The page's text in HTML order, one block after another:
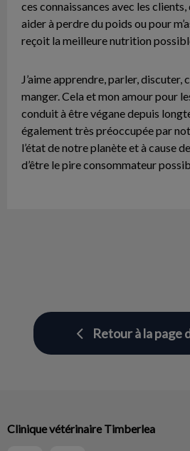
ces connaissances avec les
aider à perdre du poids ou pour
reçoit la meilleure nutrition
J’aime apprendre, parler,
manger. Cela et mon amour pour
conduit à être végane depuis
également très préoccupée par
l’état de notre planète et à cause
d’être le pire consommateur
Retour à la page
Clinique vétérinaire Timberlea